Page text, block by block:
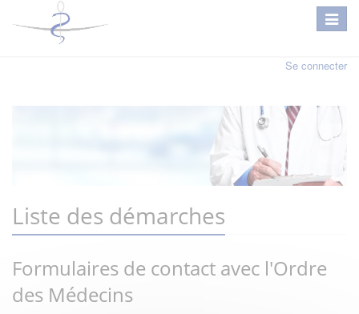
Se connecter
Liste des démarches
Formulaires de contact avec l'Ordre
des Médecins